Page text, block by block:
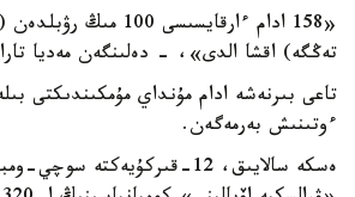
تەڭگە) اقشا الدى»، - دەلىنگەن مەديا
تاعى بىرنەشە ادام مۇنداي مۇمكىندىكتى
ءوتىنىش بەرمەگەن.
ەسكە سالايىق، 12-قىركۇيەكتە